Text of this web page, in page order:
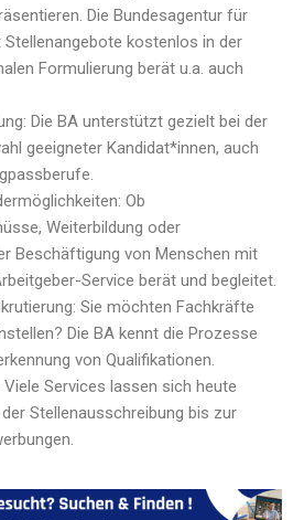
Die Bundesagentur für
kostenlos in der
Formulierung berät u.a. auch
Die BA unterstützt gezielt bei der
geeigneter Kandidat*innen, auch
Ob
Weiterbildung oder
Beschäftigung von Menschen mit
Service berät und begleitet.
Sie möchten Fachkräfte
Die BA kennt die Prozesse
von Qualifikationen.
Viele Services lassen sich heute
Stellenausschreibung bis zur